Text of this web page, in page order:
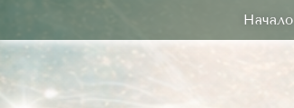
Начало